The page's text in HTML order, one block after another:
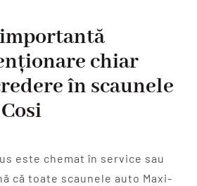
importantă
chiar
în scaunele
este chemat în service sau
că toate scaunele auto Maxi-